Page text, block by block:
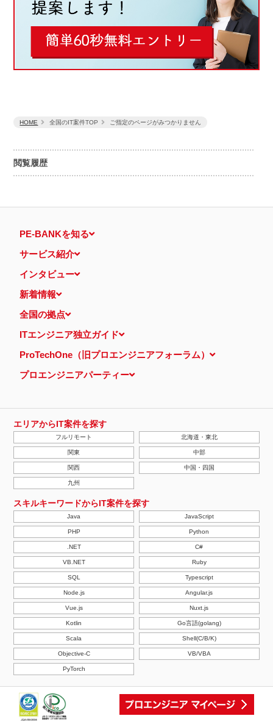
閲覧履歴
HOME 全国のIT案件TOP ご指定のページがみつかりません
PE-BANKを知る
サービス紹介
インタビュー
新着情報
全国の拠点
ITエンジニア独立ガイド
ProTechOne（旧プロエンジニアフォーラム）
プロエンジニアパーティー
エリアからIT案件を探す
フルリモート 北海道・東北
関東 中部
関西 中国・四国
九州
スキルキーワードからIT案件を探す
Java JavaScript
PHP Python
.NET C#
VB.NET Ruby
SQL Typescript
Node.js Angular.js
Vue.js Nuxt.js
Kotlin Go言語(golang)
Scala Shell(C/B/K)
Objective-C VB/VBA
PyTorch